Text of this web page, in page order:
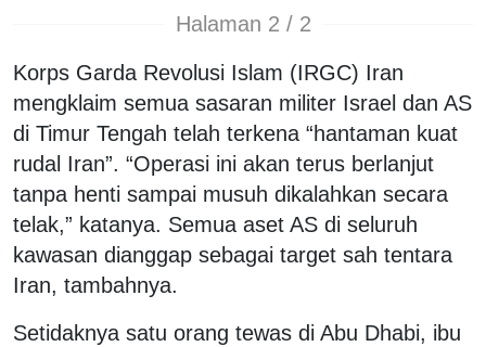
Halaman 2 / 2
Korps Garda Revolusi Islam (IRGC) Iran
mengklaim semua sasaran militer Israel dan AS
di Timur Tengah telah terkena “hantaman kuat
rudal Iran”. “Operasi ini akan terus berlanjut
tanpa henti sampai musuh dikalahkan secara
telak,” katanya. Semua aset AS di seluruh
kawasan dianggap sebagai target sah tentara
Iran, tambahnya.
Setidaknya satu orang tewas di Abu Dhabi, ibu